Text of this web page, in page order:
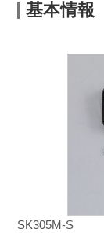
基本情報
SK305M-S